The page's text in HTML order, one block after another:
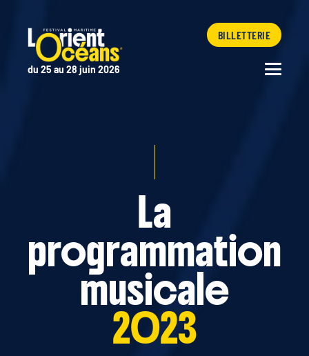
BILLETTERIE
du 25 au 28 juin 2026
La
programmation
musicale
2023